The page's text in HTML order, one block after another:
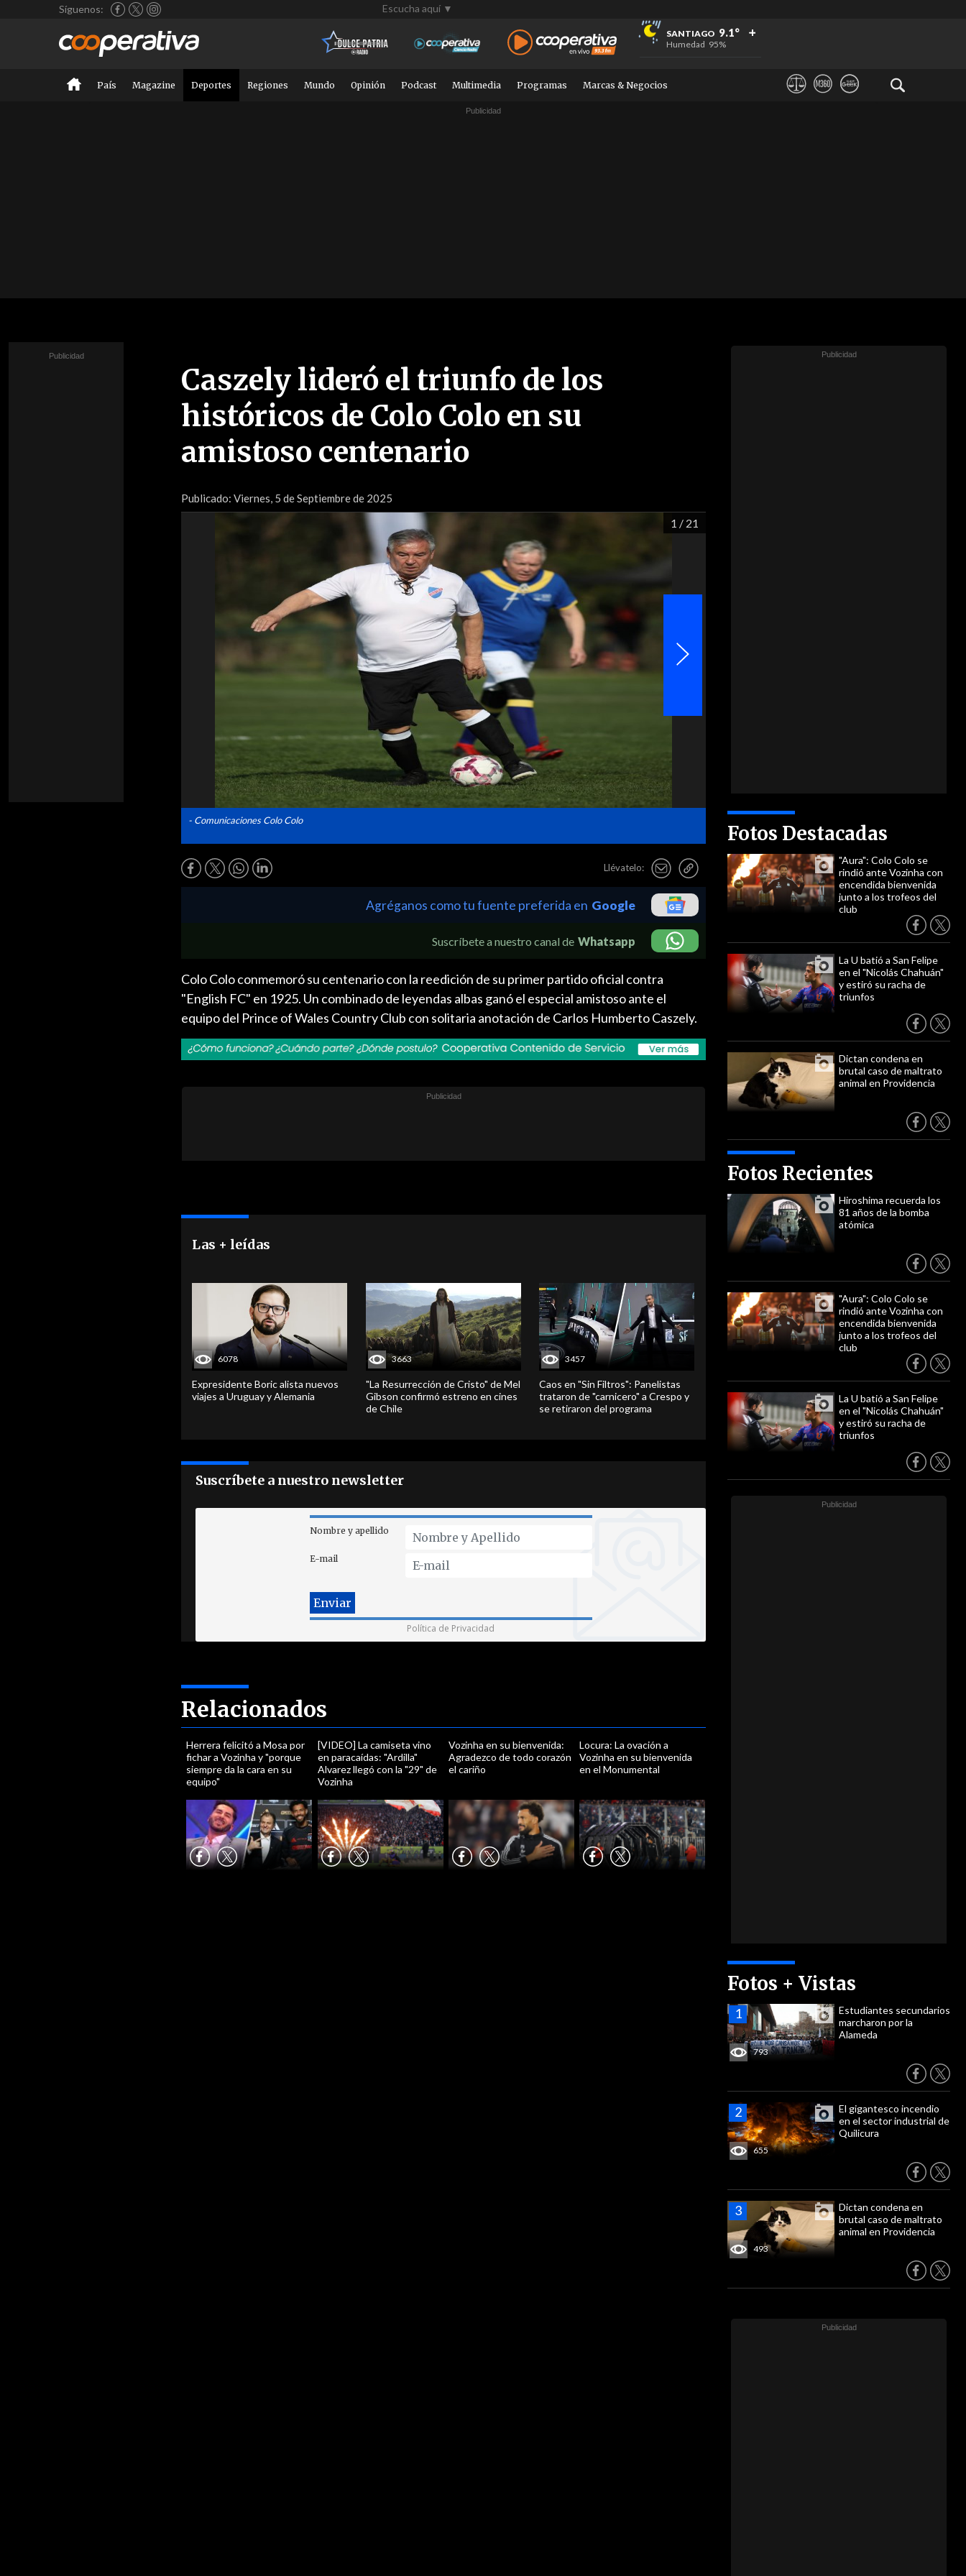
Síguenos: Escucha aquí ▼
SANTIAGO 9.1°
Humedad 95%
+
+
+
País Magazine Deportes Regiones Mundo Opinión Podcast Multimedia Programas Marcas & Negocios
Caszely lideró el triunfo de los
históricos de Colo Colo en su
amistoso centenario
Publicado: Viernes, 5 de Septiembre de 2025
1 / 21
- Comunicaciones Colo Colo
Llévatelo:
Fotos Destacadas
"Aura": Colo Colo se
rindió ante Vozinha con
encendida bienvenida
junto a los trofeos del
club
La U batió a San Felipe
en el "Nicolás Chahuán"
y estiró su racha de
triunfos
Dictan condena en
brutal caso de maltrato
animal en Providencia
Fotos Recientes
Hiroshima recuerda los
81 años de la bomba
atómica
"Aura": Colo Colo se
rindió ante Vozinha con
encendida bienvenida
junto a los trofeos del
club
La U batió a San Felipe
en el "Nicolás Chahuán"
y estiró su racha de
triunfos
Fotos + Vistas
793
Estudiantes secundarios
marcharon por la
Alameda
655
El gigantesco incendio
en el sector industrial de
Quilicura
493
Dictan condena en
brutal caso de maltrato
animal en Providencia
Agréganos como tu fuente preferida en Google
Suscríbete a nuestro canal de Whatsapp
Colo Colo conmemoró su centenario con la reedición de su primer partido oficial contra
"English FC" en 1925. Un combinado de leyendas albas ganó el especial amistoso ante el
equipo del Prince of Wales Country Club con solitaria anotación de Carlos Humberto Caszely.
Las + leídas
6078
Expresidente Boric alista nuevos
viajes a Uruguay y Alemania
3663
"La Resurrección de Cristo" de Mel
Gibson confirmó estreno en cines
de Chile
3457
Caos en "Sin Filtros": Panelistas
trataron de "carnicero" a Crespo y
se retiraron del programa
Suscríbete a nuestro newsletter
Nombre y apellido
E-mail
Política de Privacidad
Relacionados
Herrera felicitó a Mosa por
fichar a Vozinha y "porque
siempre da la cara en su
equipo"
[VIDEO] La camiseta vino
en paracaídas: "Ardilla"
Alvarez llegó con la "29" de
Vozinha
Vozinha en su bienvenida:
Agradezco de todo corazón
el cariño
Locura: La ovación a
Vozinha en su bienvenida
en el Monumental